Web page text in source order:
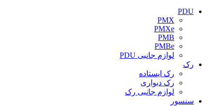
PDU
PMX
PMXe
PMB
PMBe
لوازم جانبی PDU
رک
رک ایستاده
رک دیواری
لوازم جانبی رک
سنسور